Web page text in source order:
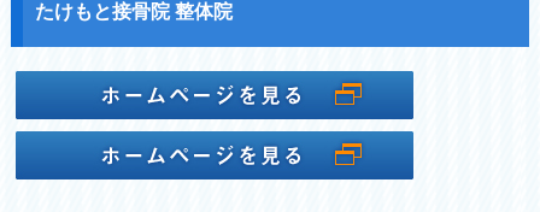
たけもと接骨院 整体院